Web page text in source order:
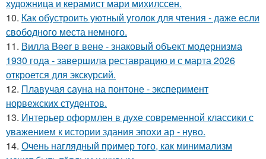
художница и керамист мари михилссен.
10. Как обустроить уютный уголок для чтения - даже если
свободного места немного.
11. Вилла Beer в вене - знаковый объект модернизма
1930 года - завершила реставрацию и с марта 2026
откроется для экскурсий.
12. Плавучая сауна на понтоне - эксперимент
норвежских студентов.
13. Интерьер оформлен в духе современной классики с
уважением к истории здания эпохи ар - нуво.
14. Очень наглядный пример того, как минимализм